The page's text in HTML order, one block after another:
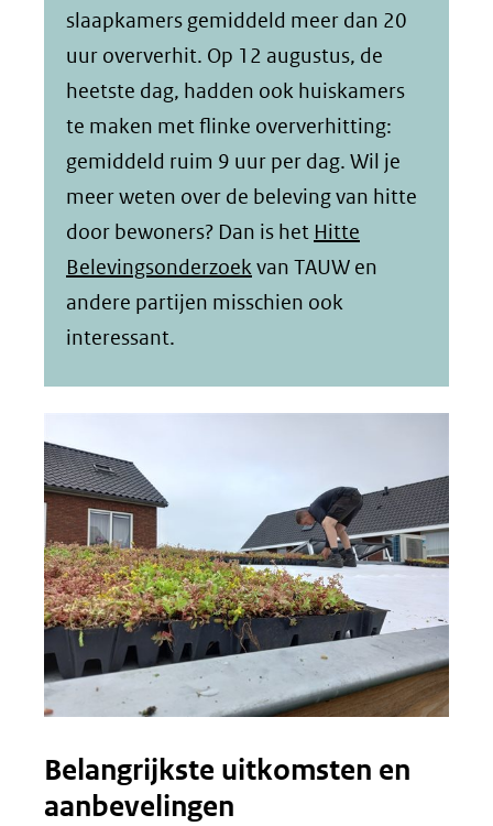
slaapkamers gemiddeld meer dan 20
uur oververhit. Op 12 augustus, de
heetste dag, hadden ook huiskamers
te maken met flinke oververhitting:
gemiddeld ruim 9 uur per dag. Wil je
meer weten over de beleving van hitte
door bewoners? Dan is het Hitte
Belevingsonderzoekvan TAUW en
andere partijen misschien ook
interessant.
Belangrijkste uitkomsten en
aanbevelingen